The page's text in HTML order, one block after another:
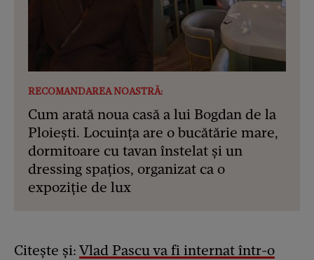
RECOMANDAREA NOASTRĂ:
Cum arată noua casă a lui Bogdan de la
Ploiești. Locuința are o bucătărie mare,
dormitoare cu tavan înstelat și un
dressing spațios, organizat ca o
expoziție de lux
Citește și: Vlad Pascu va fi internat într-o